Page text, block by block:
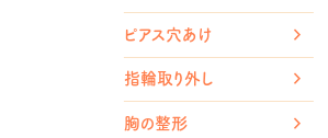
ピアス穴あけ
指輪取り外し
胸の整形
白いニキビは何が原因？正しい
2025.11.27